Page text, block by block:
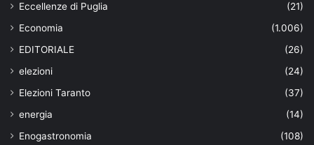
Eccellenze di Puglia
(21)
Economia
(1.006)
EDITORIALE
(26)
elezioni
(24)
Elezioni Taranto
(37)
energia
(14)
Enogastronomia
(108)